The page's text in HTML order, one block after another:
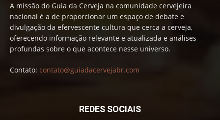
A missão do Guia da Cerveja na comunidade cervejeira
nacional é a de proporcionar um espaço de debate e
divulgação da efervescente cultura que cerca a cerveja,
oferecendo informação relevante e atualizada e análises
profundas sobre o que acontece nesse universo.
Contato: contato@guiadacervejabr.com
REDES SOCIAIS